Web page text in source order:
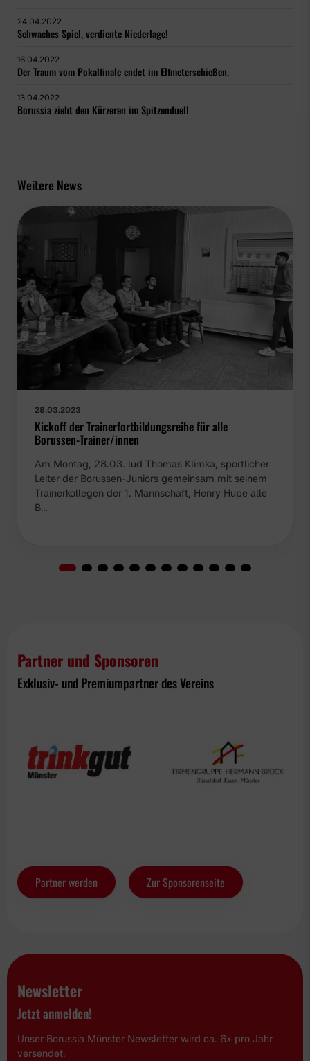
24.04.2022
Schwaches Spiel, verdiente Niederlage!
16.04.2022
Der Traum vom Pokalfinale endet im Elfmeterschießen.
13.04.2022
Borussia zieht den Kürzeren im Spitzenduell
Weitere News
28.03.2023
Kickoff der Trainerfortbildungsreihe für alle Borussen-
Trainer/innen
Am Montag, 28.03. lud Thomas Klimka, sportlicher
Leiter der Borussen-Juniors gemeinsam mit seinem
Trainerkollegen der 1. Mannschaft, Henry Hupe alle
B…
Partner und Sponsoren
Exklusiv- und Premiumpartner des Vereins
Partner werden Zur Sponsorenseite
Newsletter
Jetzt anmelden!
Unser Borussia Münster Newsletter wird ca. 6x pro Jahr
versendet.